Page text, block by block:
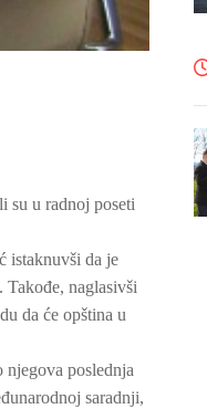
su u radnoj poseti
istaknuvši da je
Takođe, naglasivši
da će opština u
poslednja
saradnji,